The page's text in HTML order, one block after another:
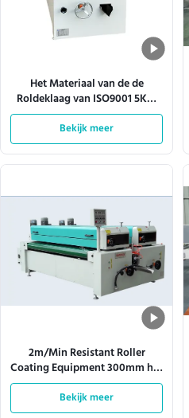
Het Materiaal van de de
Roldeklaag van ISO9001 5KW
met 1.5mm Staalplaat
Bekijk meer
2m/Min Resistant Roller
Coating Equipment 300mm het
Machinaal bewerken Lengte
Bekijk meer